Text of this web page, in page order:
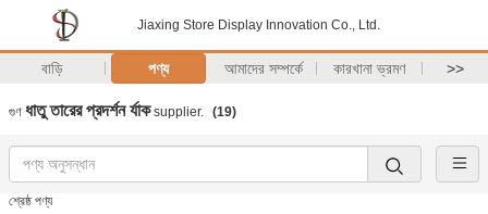
Jiaxing Store Display Innovation Co., Ltd.
বাড়ি পণ্য আমাদের সম্পর্কে কারখানা ভ্রমণ >>
গুণ ধাতু তারের প্রদর্শন র্যাকsupplier. (19)
শ্রেষ্ঠ পণ্য